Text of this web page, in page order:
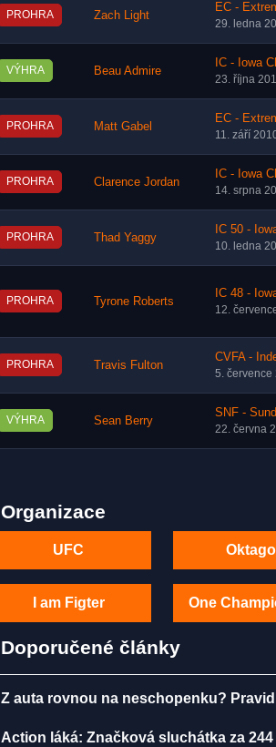
PROHRA Zach Light
EC -
29. ledna
VÝHRA Beau Admire
IC - Iowa
23. října
PROHRA Matt Gabel
EC -
11. září
PROHRA Clarence Jordan
IC - Iowa
14. srpna
PROHRA Thad Yaggy
IC 50 -
10. ledna
PROHRA Tyrone Roberts
IC 48 -
12.
PROHRA Travis Fulton
CVFA -
5. července
VÝHRA Sean Berry
SNF -
22. června
Organizace
UFC
I am Figter One
Doporučené články
Z auta rovnou na neschopenku?
Action láká: Značková sluchátka za